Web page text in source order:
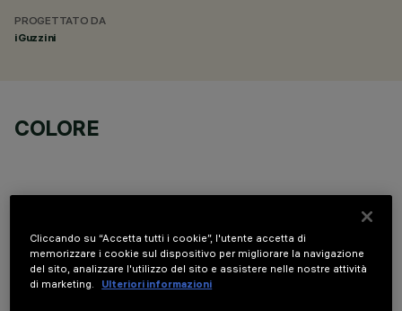
PROGETTATO DA
iGuzzini
COLORE
COMPONENTI OPZIONALI
Cliccando su “Accetta tutti i cookie”, l'utente accetta di
memorizzare i cookie sul dispositivo per migliorare la navigazione
del sito, analizzare l'utilizzo del sito e assistere nelle nostre attività
di marketing.
Ulteriori informazioni